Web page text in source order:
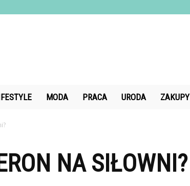
MODA PRACA URODA ZAKUPY
NA SIŁOWNI?